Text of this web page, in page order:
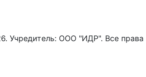
Учредитель: ООО "ИДР". Все права